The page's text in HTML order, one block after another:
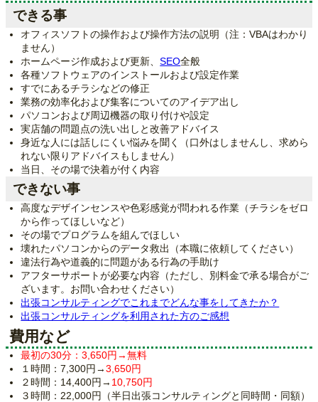
できる事
オフィスソフトの操作および操作方法の説明（注：VBAはわかり
ません）
ホームページ作成および更新、SEO全般
各種ソフトウェアのインストールおよび設定作業
すでにあるチラシなどの修正
業務の効率化および集客についてのアイデア出し
パソコンおよび周辺機器の取り付けや設定
実店舗の問題点の洗い出しと改善アドバイス
身近な人には話しにくい悩みを聞く（口外はしませんし、求めら
れない限りアドバイスもしません）
当日、その場で決着が付く内容
できない事
高度なデザインセンスや色彩感覚が問われる作業（チラシをゼロ
から作ってほしいなど）
その場でプログラムを組んでほしい
壊れたパソコンからのデータ救出（本職に依頼してください）
違法行為や道義的に問題がある行為の手助け
アフターサポートが必要な内容（ただし、別料金で承る場合がご
ざいます。お問い合わせください）
出張コンサルティングでこれまでどんな事をしてきたか？
出張コンサルティングを利用された方のご感想
費用など
最初の30分：3,650円→無料
１時間：7,300円→3,650円
２時間：14,400円→ 10,750円
３時間：22,000円（半日出張コンサルティングと同時間・同額）